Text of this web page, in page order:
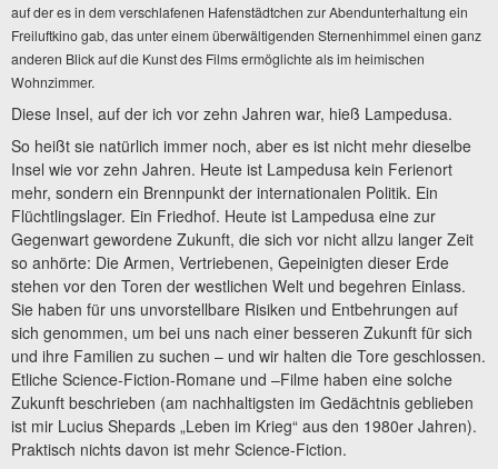
auf der es in dem verschlafenen Hafenstädtchen zur Abendunterhaltung ein
Freiluftkino gab, das unter einem überwältigenden Sternenhimmel einen ganz
anderen Blick auf die Kunst des Films ermöglichte als im heimischen
Wohnzimmer.
Diese Insel, auf der ich vor zehn Jahren war, hieß Lampedusa.
So heißt sie natürlich immer noch, aber es ist nicht mehr dieselbe
Insel wie vor zehn Jahren. Heute ist Lampedusa kein Ferienort
mehr, sondern ein Brennpunkt der internationalen Politik. Ein
Flüchtlingslager. Ein Friedhof. Heute ist Lampedusa eine zur
Gegenwart gewordene Zukunft, die sich vor nicht allzu langer Zeit
so anhörte: Die Armen, Vertriebenen, Gepeinigten dieser Erde
stehen vor den Toren der westlichen Welt und begehren Einlass.
Sie haben für uns unvorstellbare Risiken und Entbehrungen auf
sich genommen, um bei uns nach einer besseren Zukunft für sich
und ihre Familien zu suchen – und wir halten die Tore geschlossen.
Etliche Science-Fiction-Romane und –Filme haben eine solche
Zukunft beschrieben (am nachhaltigsten im Gedächtnis geblieben
ist mir Lucius Shepards „Leben im Krieg“ aus den 1980er Jahren).
Praktisch nichts davon ist mehr Science-Fiction.